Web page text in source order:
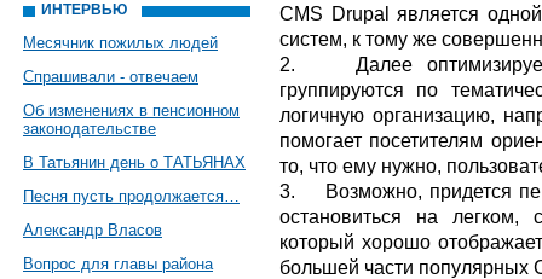
ИНТЕРВЬЮ
Месячник пожилых людей
Спрашивали - отвечаем
Об изменениях в пенсионном
законодательстве
В Татьянин день о ТАТЬЯНАХ
Песня пусть продолжается…
Александр Власов
Вопрос для главы района
CMS Drupal является
систем, к тому же
2. Далее
группируются по
логичную организацию,
помогает посетителям
то, что ему нужно,
3. Возможно, придется
остановиться на
который хорошо
большей части популярных